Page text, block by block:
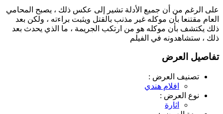
على الرغم من أن جميع الأدلة تشير إلى عكس ذلك ، يصبح المحامي
العام مقتنعا بأن موكله غير مذنب بالقتل ويثبت براءته ، ولكن بعد
ذلك يكتشف بأن موكله هو من ارتكب الجريمة ، ما الذي يحدث بعد
ذلك ، ستشاهدونه في الفيلم
تفاصيل العرض
تصنيف العرض :
افلام هندي
نوع العرض :
اثارة